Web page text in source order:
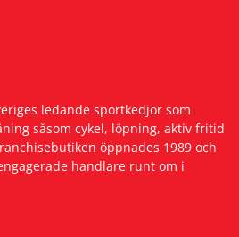
ledande sportkedjor som
såsom cykel, löpning, aktiv fritid
öppnades 1989 och
handlare runt om i